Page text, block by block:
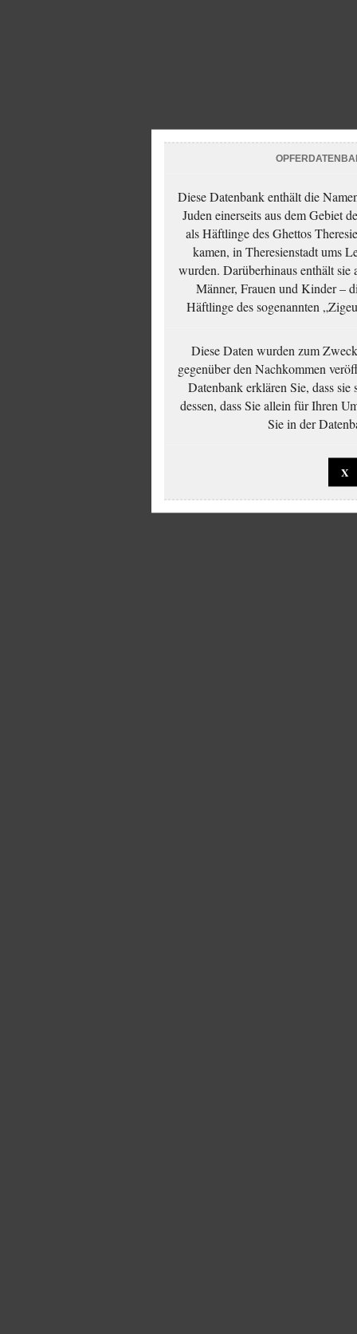
Diese Datenbank enthält die
Juden einerseits aus dem Gebiet
als Häftlinge des Ghettos
kamen, in Theresienstadt ums
wurden. Darüberhinaus enthält
Männer, Frauen und Kinder –
Häftlinge des sogenannten
Diese Daten wurden zum
gegenüber den Nachkommen
Datenbank erklären Sie, dass sie
dessen, dass Sie allein für Ihren
Sie in der
X